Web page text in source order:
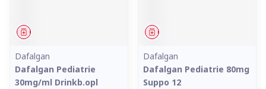
Geneesmiddel
Dafalgan
Dafalgan Pediatrie
30mg/ml Drinkb.opl
Geneesmiddel
Dafalgan
Dafalgan Pediatrie 80mg
Suppo 12